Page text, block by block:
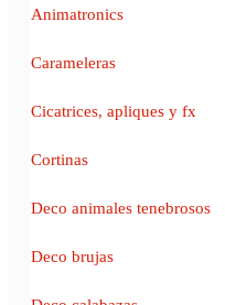
Animatronics
Carameleras
Cicatrices, apliques y fx
Cortinas
Deco animales tenebrosos
Deco brujas